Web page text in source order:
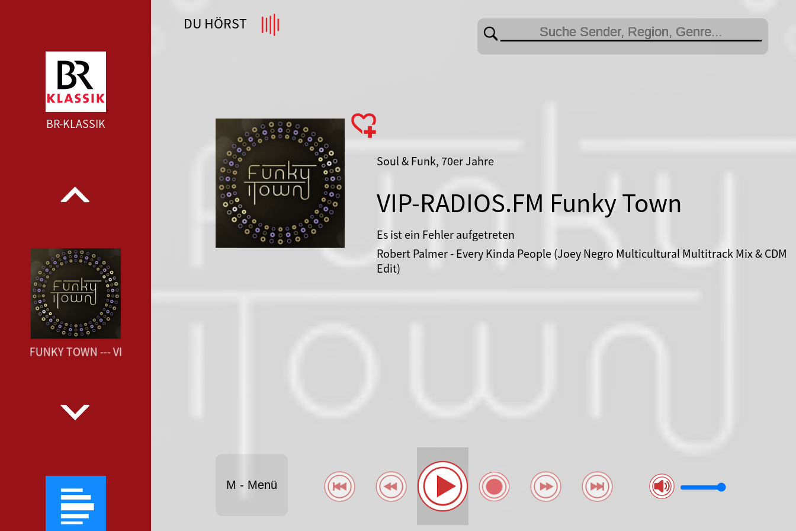
FUNKY TOWN --- VIP-RADIOS.FM FUNKY TOWN ---
WDR 4 --- WDR 4 ---
BR-KLASSIK
DU HÖRST
Soul & Funk, 70er Jahre
VIP-RADIOS.FM Funky Town
Es ist ein Fehler aufgetreten
Robert Palmer - Every Kinda People (Joey Negro Multicultural Multitrack Mix & CDM
Edit)
M - Menü